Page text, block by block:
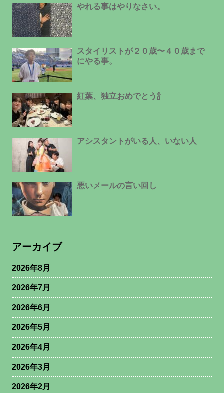
やれる事はやりなさい。
スタイリストが２０歳〜４０歳まで
にやる事。
紅葉、独立おめでとう🍾
アシスタントがいる人、いない人
悪いメールの言い回し
アーカイブ
2026年8月
2026年7月
2026年6月
2026年5月
2026年4月
2026年3月
2026年2月